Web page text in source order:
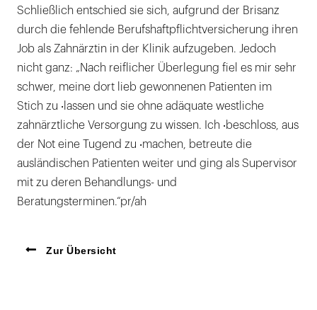
Schließlich entschied sie sich, aufgrund der Brisanz
durch die fehlende Berufshaftpflichtversicherung ihren
Job als Zahnärztin in der Klinik aufzugeben. Jedoch
nicht ganz: „Nach reiflicher Überlegung fiel es mir sehr
schwer, meine dort lieb gewonnenen Patienten im
Stich zu ‧lassen und sie ohne adäquate westliche
zahnärztliche Versorgung zu wissen. Ich ‧beschloss, aus
der Not eine Tugend zu ‧machen, betreute die
ausländischen Patienten weiter und ging als Supervisor
mit zu deren Behandlungs- und
Beratungsterminen.“pr/ah
Zur Übersicht